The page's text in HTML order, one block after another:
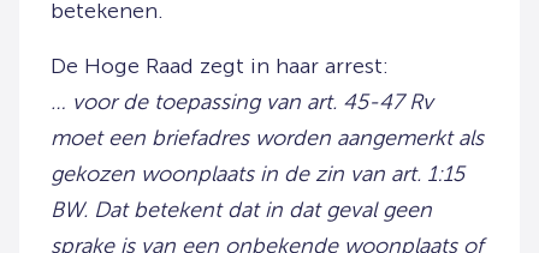
betekenen.
De Hoge Raad zegt in haar arrest:
… voor de toepassing van art. 45-47 Rv
moet een briefadres worden aangemerkt als
gekozen woonplaats in de zin van art. 1:15
BW. Dat betekent dat in dat geval geen
sprake is van een onbekende woonplaats of